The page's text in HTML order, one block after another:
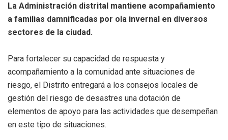
La Administración distrital mantiene acompañamiento
a familias damnificadas por ola invernal en diversos
sectores de la ciudad.
Para fortalecer su capacidad de respuesta y
acompañamiento a la comunidad ante situaciones de
riesgo, el Distrito entregará a los consejos locales de
gestión del riesgo de desastres una dotación de
elementos de apoyo para las actividades que desempeñan
en este tipo de situaciones.